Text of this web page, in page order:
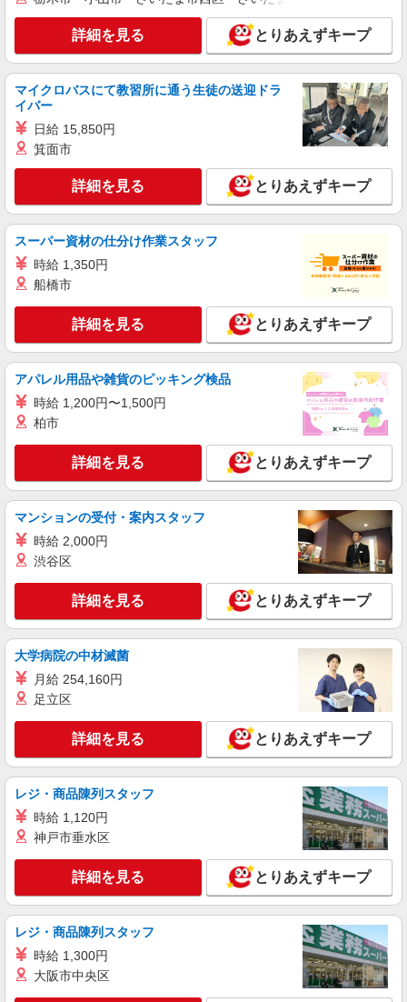
通費全支給(ガソリン代含む)＞
三郷市 交通費全額支給
キープ 詳細を見る
職業紹介
株式会社kotrio /●SW-S-2097498
≪正社員≫三郷中央駅＊看護助手としてキャリ
アを築くチャンス！
【正社員】月給240,000〜400,000円 ・基本
給：200,000円〜220,000円 ・資格手当：10,000〜
30,000円 ・役職手当：10,000〜70,000円 ・処遇改
善手当：20,000〜60,000円（勤続年数、保有資格
により変動） ・固定残業手当：20,000円（10時
間） ※固定残業時間を超過する場合には超過勤務
手当として別途支給 ・夜勤手当：10,000円/1回
（上記給与とは別に支給） 下記資格をお持ちの方
歓迎 ・認知症介護基礎研修 ・初任者研修 ・実務
者研修 ・介護福祉士 など
埼玉県三郷市
株式会社トラストグロース 新宿本社 第3営業部
有料老人ホームでの夜専看護師
1夜勤：36550円〜38250円 ※資格や経験など
による
キープ 詳細を見る
派遣社員
株式会社kotrio /●SI-H-2076196
三郷中央駅＊看護助手(資格経験不問)募集♪食
時給1600円〜2250円 ＜日払い有/週払い有/交
通費全支給(ガソリン代含む)＞
三郷市
キープ 詳細を見る
株式会社トラストグロース 新宿本社 第3営業部
有料老人ホームでの看護師
時給：准看護師2050円〜/看護師2150円〜 ※
資格や経験などによる
キープ 詳細を見る
職業紹介
株式会社kotrio /●SW-S-2098580
三郷中央駅◆病院の補助STAFF◆患者さん支
【正社員】月給240,000〜400,000円 ・基本
詳細を見る とりあえずキープ
マイクロバスにて教習所に通う生徒の送迎ドラ
イバー
日給 15,850円
箕面市
詳細を見る とりあえずキープ
スーパー資材の仕分け作業スタッフ
時給 1,350円
船橋市
詳細を見る とりあえずキープ
アパレル用品や雑貨のピッキング検品
時給 1,200円〜1,500円
柏市
詳細を見る とりあえずキープ
マンションの受付・案内スタッフ
時給 2,000円
渋谷区
詳細を見る とりあえずキープ
大学病院の中材滅菌
月給 254,160円
足立区
詳細を見る とりあえずキープ
レジ・商品陳列スタッフ
時給 1,120円
神戸市垂水区
詳細を見る とりあえずキープ
レジ・商品陳列スタッフ
時給 1,300円
大阪市中央区